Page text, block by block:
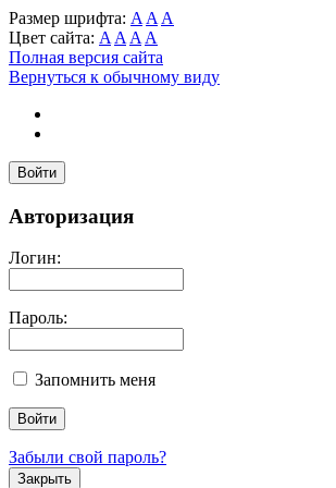
Размер шрифта: A A A
Цвет сайта: A A A A
Полная версия сайта
Вернуться к обычному виду
Войти
Авторизация
Логин:
Пароль:
Запомнить меня
Забыли свой пароль?
Закрыть